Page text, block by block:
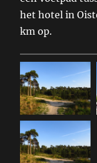
het hotel in
km op.